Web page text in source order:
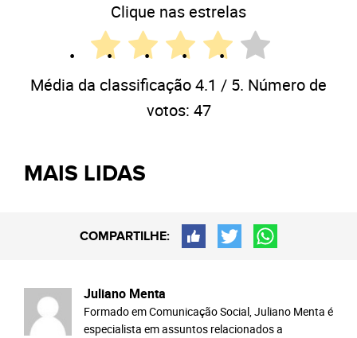
Clique nas estrelas
Média da classificação4.1 / 5. Número de
votos: 47
MAIS LIDAS
COMPARTILHE:
Juliano Menta
Formado em Comunicação Social, Juliano Menta é
especialista em assuntos relacionados a